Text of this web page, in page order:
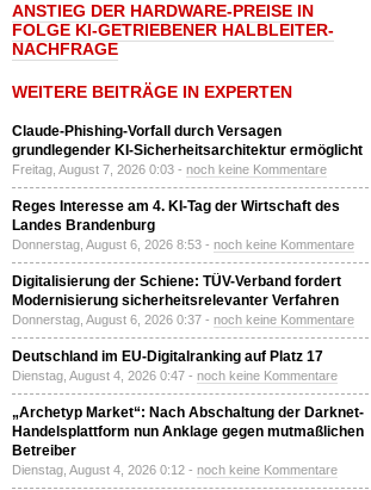
ANSTIEG DER HARDWARE-PREISE IN
FOLGE KI-GETRIEBENER HALBLEITER-
NACHFRAGE
WEITERE BEITRÄGE IN EXPERTEN
Claude-Phishing-Vorfall durch Versagen
grundlegender KI-Sicherheitsarchitektur ermöglicht
Freitag, August 7, 2026 0:03 - noch keine Kommentare
Reges Interesse am 4. KI-Tag der Wirtschaft des
Landes Brandenburg
Donnerstag, August 6, 2026 8:53 - noch keine Kommentare
Digitalisierung der Schiene: TÜV-Verband fordert
Modernisierung sicherheitsrelevanter Verfahren
Donnerstag, August 6, 2026 0:37 - noch keine Kommentare
Deutschland im EU-Digitalranking auf Platz 17
Dienstag, August 4, 2026 0:47 - noch keine Kommentare
„Archetyp Market“: Nach Abschaltung der Darknet-
Handelsplattform nun Anklage gegen mutmaßlichen
Betreiber
Dienstag, August 4, 2026 0:12 - noch keine Kommentare